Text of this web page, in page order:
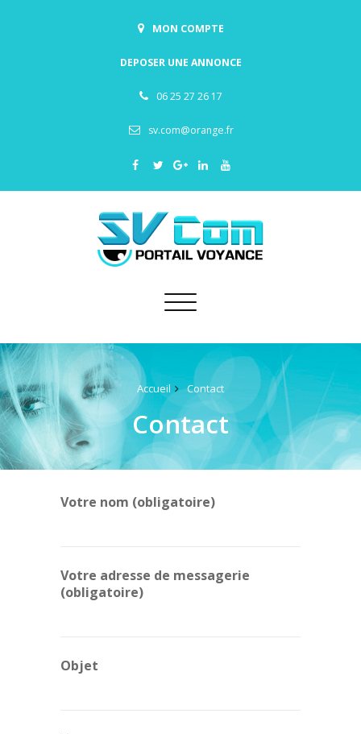
MON COMPTE
DEPOSER UNE ANNONCE
06 25 27 26 17
sv.com@orange.fr
Toggle
Accueil Contact
Contact
Votre nom (obligatoire)
Votre adresse de messagerie
(obligatoire)
Objet